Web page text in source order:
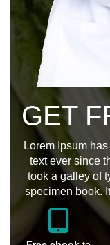
GET
Lorem Ipsum
text ever since
took a galley of
specimen book.